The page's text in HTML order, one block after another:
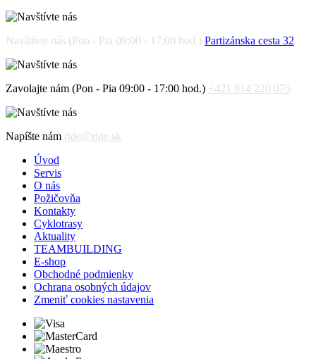
Navštívte nás (Pon - Pia 09:00 - 17:00 hod.) Partizánska cesta 32
Zavolajte nám (Pon - Pia 09:00 - 17:00 hod.) +421 914 220 075
Napíšte nám ride@ride.sk
Úvod
Servis
O nás
Požičovňa
Kontakty
Cyklotrasy
Aktuality
TEAMBUILDING
E-shop
Obchodné podmienky
Ochrana osobných údajov
Zmeniť cookies nastavenia